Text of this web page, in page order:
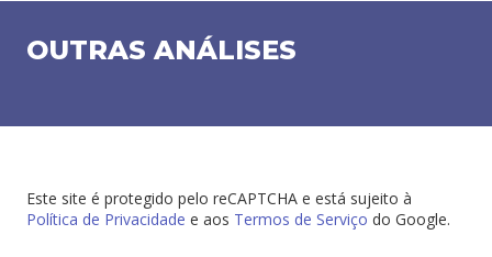
OUTRAS ANÁLISES
Este site é protegido pelo reCAPTCHA e está sujeito à
Política de Privacidade e aos Termos de Serviço do Google.